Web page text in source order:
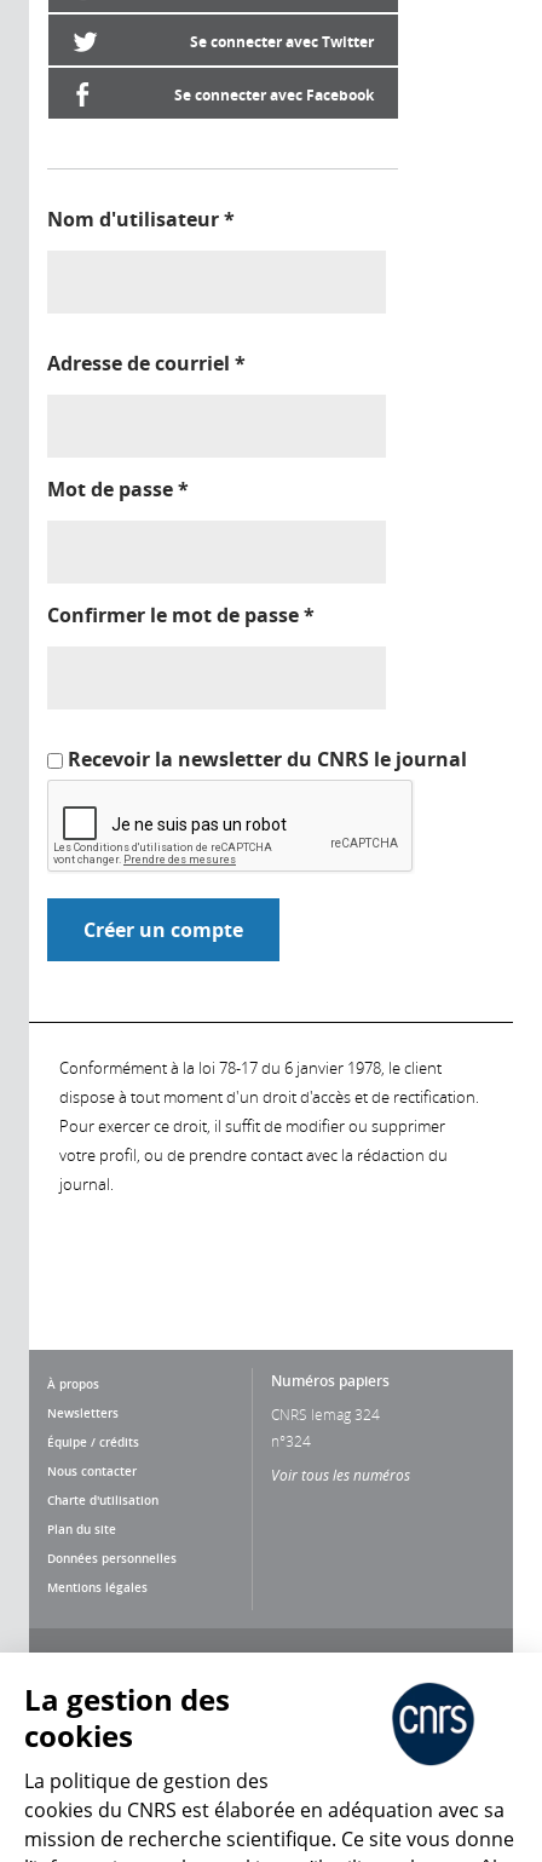
Se connecter avec Twitter
Se connecter avec Facebook
Nom d'utilisateur*
Adresse de courriel *
Mot de passe*
Confirmer le mot de passe*
Recevoir la newsletter du CNRS le journal
Conformément à la loi 78-17 du 6 janvier 1978, le client
dispose à tout moment d'un droit d'accès et de rectification.
Pour exercer ce droit, il suffit de modifier ou supprimer
votre profil, ou de prendre contact avec la rédaction du
journal.
À propos
Newsletters
Équipe / crédits
Nous contacter
Charte d'utilisation
Plan du site
Données personnelles
Mentions légales
Numéros papiers
CNRS lemag 324
n°324
Voir tous les numéros
CNRS Le Mag
La gestion des
cookies
La politique de gestion des
cookies du CNRS est élaborée en adéquation avec sa
mission de recherche scientifique. Ce site vous donne